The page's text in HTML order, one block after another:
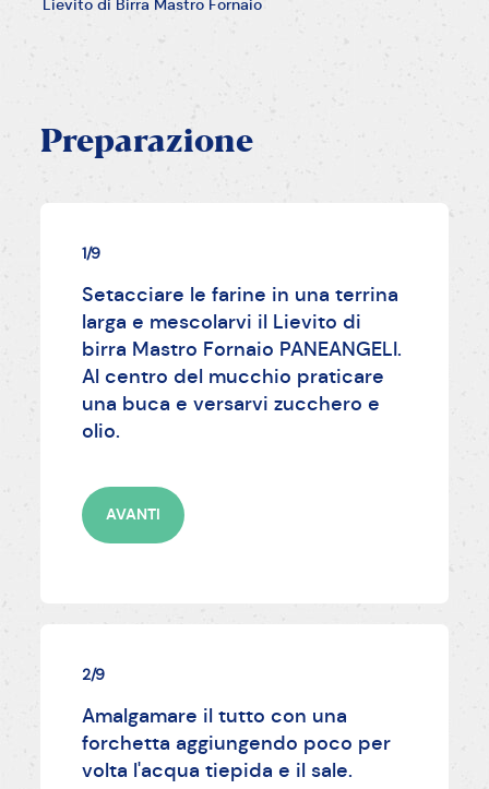
Lievito di Birra Mastro Fornaio
Preparazione
1/9
Setacciare le farine in una terrina
larga e mescolarvi il Lievito di
birra Mastro Fornaio PANEANGELI.
Al centro del mucchio praticare
una buca e versarvi zucchero e
olio.
AVANTI
2/9
Amalgamare il tutto con una
forchetta aggiungendo poco per
volta l'acqua tiepida e il sale.